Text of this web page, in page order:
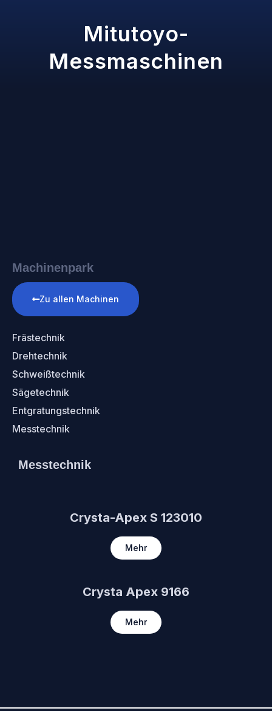
Mitutoyo-
Messmaschinen
Machinenpark
Zu allen Machinen
Frästechnik
Drehtechnik
Schweißtechnik
Sägetechnik
Entgratungstechnik
Messtechnik
Messtechnik
Crysta-Apex S 123010
Mehr
Crysta Apex 9166
Mehr